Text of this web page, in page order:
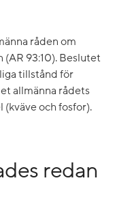
råden om
93:10). Beslutet
tillstånd för
allmänna rådets
och fosfor).
redan